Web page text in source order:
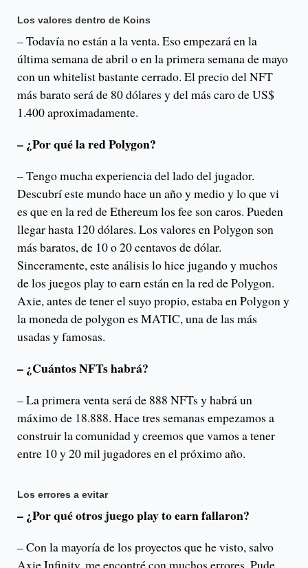
Los valores dentro de Koins
– Todavía no están a la venta. Eso empezará en la
última semana de abril o en la primera semana de mayo
con un whitelist bastante cerrado. El precio del NFT
más barato será de 80 dólares y del más caro de US$
1.400 aproximadamente.
– ¿Por qué la red Polygon?
– Tengo mucha experiencia del lado del jugador.
Descubrí este mundo hace un año y medio y lo que vi
es que en la red de Ethereum los fee son caros. Pueden
llegar hasta 120 dólares. Los valores en Polygon son
más baratos, de 10 o 20 centavos de dólar.
Sinceramente, este análisis lo hice jugando y muchos
de los juegos play to earn están en la red de Polygon.
Axie, antes de tener el suyo propio, estaba en Polygon y
la moneda de polygon es MATIC, una de las más
usadas y famosas.
– ¿Cuántos NFTs habrá?
– La primera venta será de 888 NFTs y habrá un
máximo de 18.888. Hace tres semanas empezamos a
construir la comunidad y creemos que vamos a tener
entre 10 y 20 mil jugadores en el próximo año.
Los errores a evitar
– ¿Por qué otros juego play to earn fallaron?
– Con la mayoría de los proyectos que he visto, salvo
Axie Infinity, me encontré con muchos errores. Pude